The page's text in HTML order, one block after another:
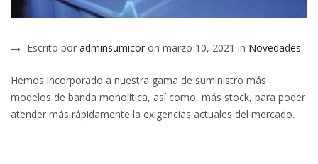
Escrito por adminsumicor on marzo 10, 2021 in Novedades
Hemos incorporado a nuestra gama de suministro más
modelos de banda monolítica, así como, más stock, para poder
atender más rápidamente la exigencias actuales del mercado.